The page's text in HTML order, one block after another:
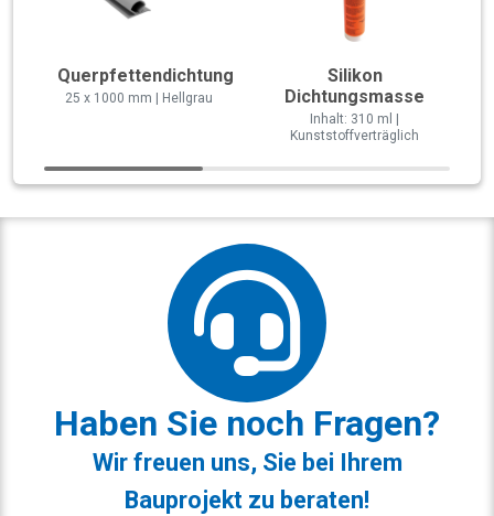
Querpfettendichtung
25 x 1000 mm | Hellgrau
Silikon
Dichtungsmasse
Inhalt: 310 ml |
Kunststoffverträglich
Haben Sie noch Fragen?
Wir freuen uns, Sie bei Ihrem
Bauprojekt zu beraten!